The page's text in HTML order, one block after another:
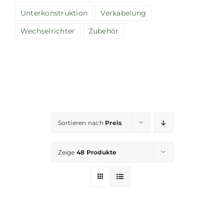
Sortieren nach Preis
Zeige 48 Produkte
Unterkonstruktion
Verkabelung
Wechselrichter
Zubehör